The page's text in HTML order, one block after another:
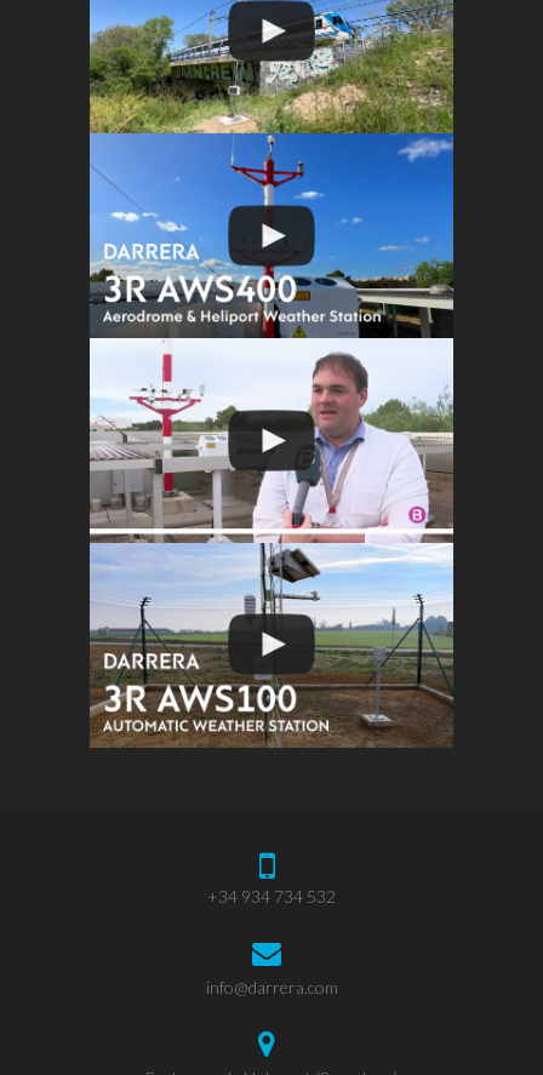
+34 934 734 532
info@darrera.com